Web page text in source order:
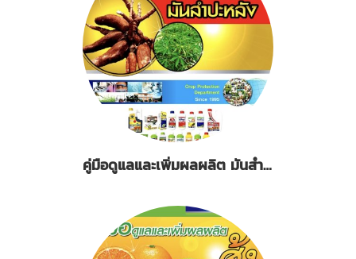
คู่มือดูแลและเพิ่มผลผลิต มันสำปะหลัง